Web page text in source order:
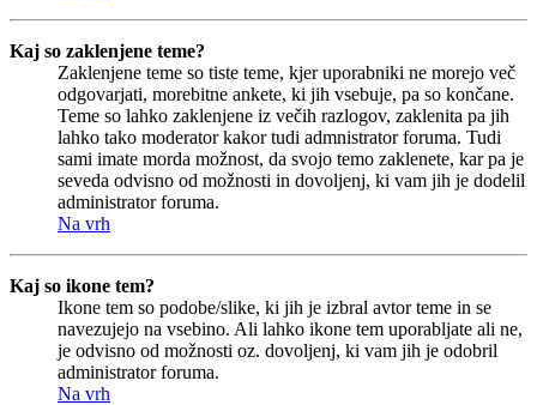
Kaj so zaklenjene teme?
Zaklenjene teme so tiste teme, kjer uporabniki ne morejo več
odgovarjati, morebitne ankete, ki jih vsebuje, pa so končane.
Teme so lahko zaklenjene iz večih razlogov, zaklenita pa jih
lahko tako moderator kakor tudi admnistrator foruma. Tudi
sami imate morda možnost, da svojo temo zaklenete, kar pa je
seveda odvisno od možnosti in dovoljenj, ki vam jih je dodelil
administrator foruma.
Na vrh
Kaj so ikone tem?
Ikone tem so podobe/slike, ki jih je izbral avtor teme in se
navezujejo na vsebino. Ali lahko ikone tem uporabljate ali ne,
je odvisno od možnosti oz. dovoljenj, ki vam jih je odobril
administrator foruma.
Na vrh